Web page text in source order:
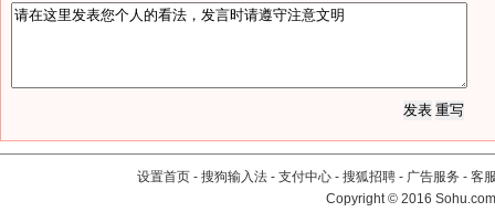
设置首页 - 搜狗输入法 - 支付中心 - 搜狐招聘 - 广告服务 - 客
Copyright©2016